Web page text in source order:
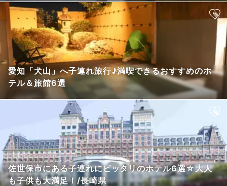
愛知「犬山」へ子連れ旅行♪満喫できるおすすめのホ
テル＆旅館6選
佐世保市にある子連れにピッタリのホテル6選☆大人
も子供も大満足！/長崎県